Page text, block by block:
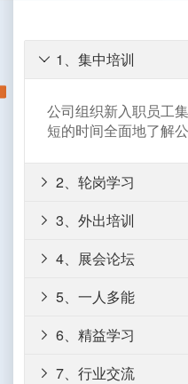
1、集中培训

公司组织新入职员工
短的时间全面地了解
2、轮岗学习

3、外出培训

4、展会论坛

5、一人多能

6、精益学习

7、行业交流
